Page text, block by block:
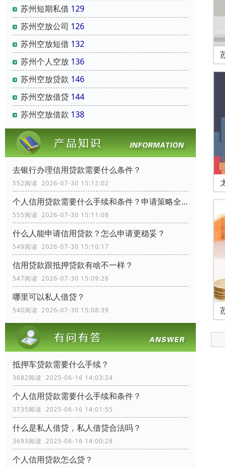
苏州短期私借 129
苏州空放公司 126
苏州空放短借 132
苏州个人空放 136
苏州空放贷款 146
苏州空放借贷 144
苏州空放借款 138
去银行办理信用贷款需要什么条件？
552阅读 2026-07-30 15:12:02
个人信用贷款需要什么手续和条件？申请策略全流程指南
555阅读 2026-07-30 15:11:08
什么人能申请信用贷款？怎么申请更稳妥？
549阅读 2026-07-30 15:10:17
信用贷款跟抵押贷款有啥不一样？
547阅读 2026-07-30 15:09:26
哪里可以私人借贷？
540阅读 2026-07-30 15:08:39
抵押车贷款需要什么手续？
3682阅读 2025-06-16 14:03:24
个人信用贷款需要什么手续和条件？
3735阅读 2025-06-16 14:01:55
什么是私人借贷，私人借贷合法吗？
3693阅读 2025-06-16 14:00:28
个人信用贷款怎么贷？